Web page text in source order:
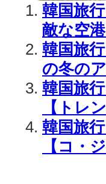
韓国旅
敵な空
韓国旅
の冬の
韓国旅
【トレ
韓国旅
【コ・